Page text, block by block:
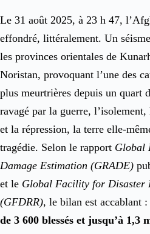
Le 31 août 2025, à 23 h 47,
effondré, littéralement. Un
les provinces orientales de
Noristan, provoquant l’une des
plus meurtrières depuis un quart
ravagé par la guerre,
et la répression, la terre elle-
tragédie. Selon le rapport Global
Damage Estimation (GRADE)
et le Global Facility for Disaster
(GFDRR), le bilan est accablant :
de 3 600 blessés et jusqu’à 1,3